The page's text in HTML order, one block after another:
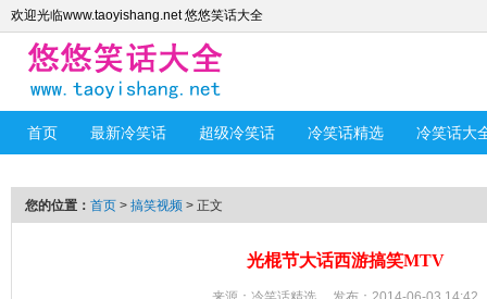
欢迎光临www.taoyishang.net 悠悠笑话大全
首页 最新冷笑话 超级冷笑话 冷笑话精选 冷笑话大
您的位置： 首页 > 搞笑视频 > 正文
光棍节大话西游搞笑MTV